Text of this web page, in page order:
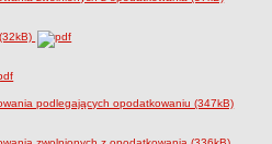
podlegających opodatkowaniu (347kB)